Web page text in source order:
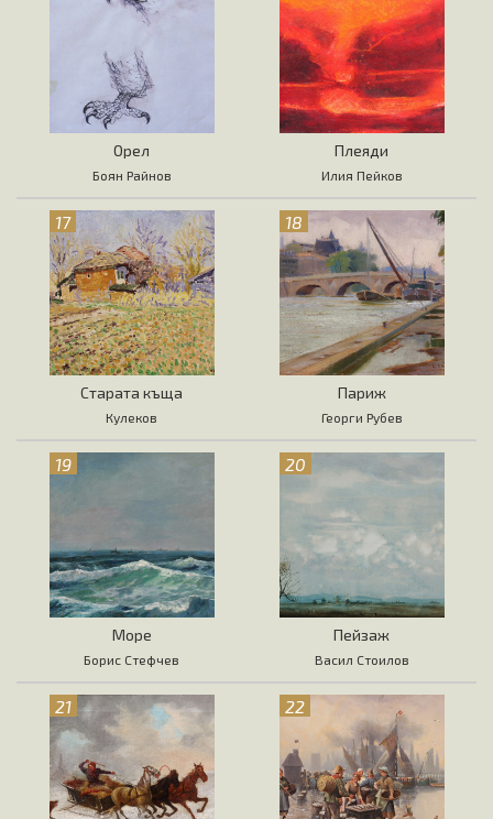
Орел
Боян Райнов
Плеяди
Илия Пейков
17
Старата къща
Кулеков
18
Париж
Георги Рубев
19
Море
Борис Стефчев
20
Пейзаж
Васил Стоилов
21 22